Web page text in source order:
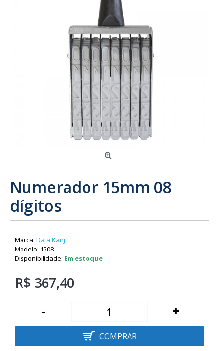
Numerador 15mm 08
dígitos
Marca: Data Kanji
Modelo: 1508
Disponibilidade: Em estoque
R$ 367,40
- +
COMPRAR